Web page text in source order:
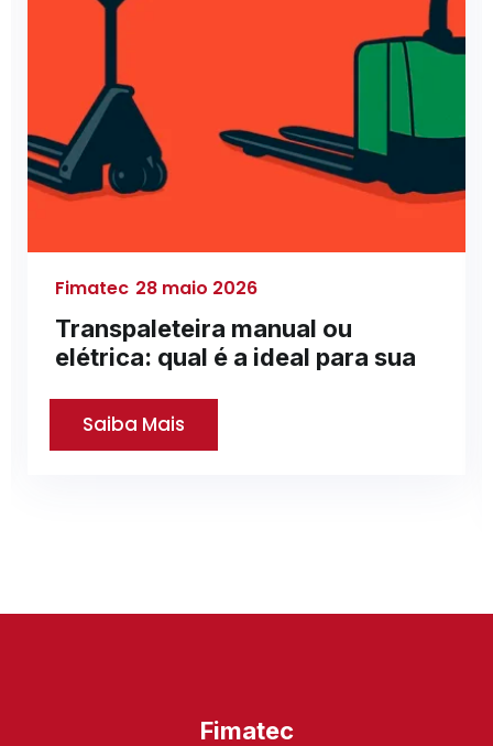
Fimatec 28 maio 2026
Transpaleteira manual ou
elétrica: qual é a ideal para sua
Saiba Mais
Fimatec